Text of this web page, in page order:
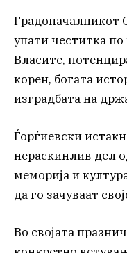
Градоначалникот
упати честитка
Власите,
корен, богата
изградбата на
Ѓорѓиевски
нераскинлив дел
меморија и
да го зачуваат
Во својата